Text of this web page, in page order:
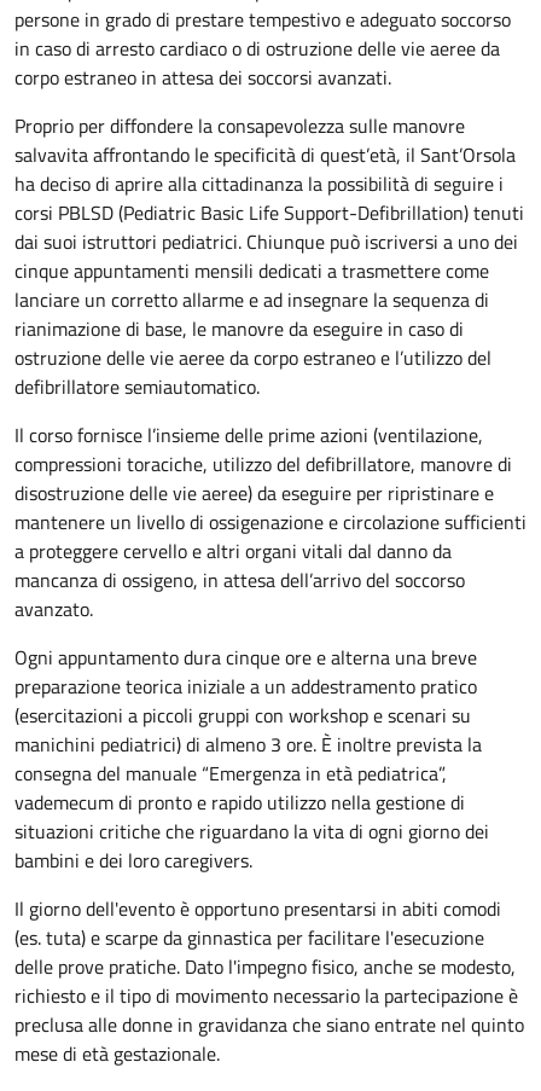
persone in grado di prestare tempestivo e adeguato soccorso
in caso di arresto cardiaco o di ostruzione delle vie aeree da
corpo estraneo in attesa dei soccorsi avanzati.
Proprio per diffondere la consapevolezza sulle manovre
salvavita affrontando le specificità di quest’età, il Sant’Orsola
ha deciso di aprire alla cittadinanza la possibilità di seguire i
corsi PBLSD (Pediatric Basic Life Support-Defibrillation) tenuti
dai suoi istruttori pediatrici. Chiunque può iscriversi a uno dei
cinque appuntamenti mensili dedicati a trasmettere come
lanciare un corretto allarme e ad insegnare la sequenza di
rianimazione di base, le manovre da eseguire in caso di
ostruzione delle vie aeree da corpo estraneo e l’utilizzo del
defibrillatore semiautomatico.
Il corso fornisce l’insieme delle prime azioni (ventilazione,
compressioni toraciche, utilizzo del defibrillatore, manovre di
disostruzione delle vie aeree) da eseguire per ripristinare e
mantenere un livello di ossigenazione e circolazione sufficienti
a proteggere cervello e altri organi vitali dal danno da
mancanza di ossigeno, in attesa dell’arrivo del soccorso
avanzato.
Ogni appuntamento dura cinque ore e alterna una breve
preparazione teorica iniziale a un addestramento pratico
(esercitazioni a piccoli gruppi con workshop e scenari su
manichini pediatrici) di almeno 3 ore. È inoltre prevista la
consegna del manuale “Emergenza in età pediatrica”,
vademecum di pronto e rapido utilizzo nella gestione di
situazioni critiche che riguardano la vita di ogni giorno dei
bambini e dei loro caregivers.
Il giorno dell'evento è opportuno presentarsi in abiti comodi
(es. tuta) e scarpe da ginnastica per facilitare l'esecuzione
delle prove pratiche. Dato l'impegno fisico, anche se modesto,
richiesto e il tipo di movimento necessario la partecipazione è
preclusa alle donne in gravidanza che siano entrate nel quinto
mese di età gestazionale.